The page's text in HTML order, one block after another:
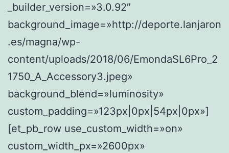
_builder_version=»3.0.92″
background_image=»http://deporte.lanjaron
.es/magna/wp-
content/uploads/2018/06/EmondaSL6Pro_2
1750_A_Accessory3.jpeg»
background_blend=»luminosity»
custom_padding=»123px|0px|54px|0px»]
[et_pb_row use_custom_width=»on»
custom_width_px=»2600px»